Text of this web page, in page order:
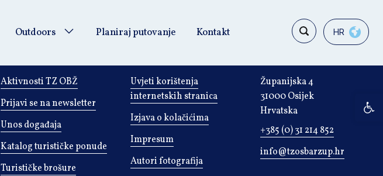
Outdoors Planiraj putovanje Kontakt HR
Aktivnosti TZ OBŽ
Prijavi se na newsletter
Unos događaja
Katalog turističke ponude
Turističke brošure
Uvjeti korištenja
internetskih stranica
Izjava o kolačićima
Impresum
Autori fotografija
Županijska 4
31000 Osijek
Hrvatska
+385 (0) 31 214 852
info@tzosbarzup.hr